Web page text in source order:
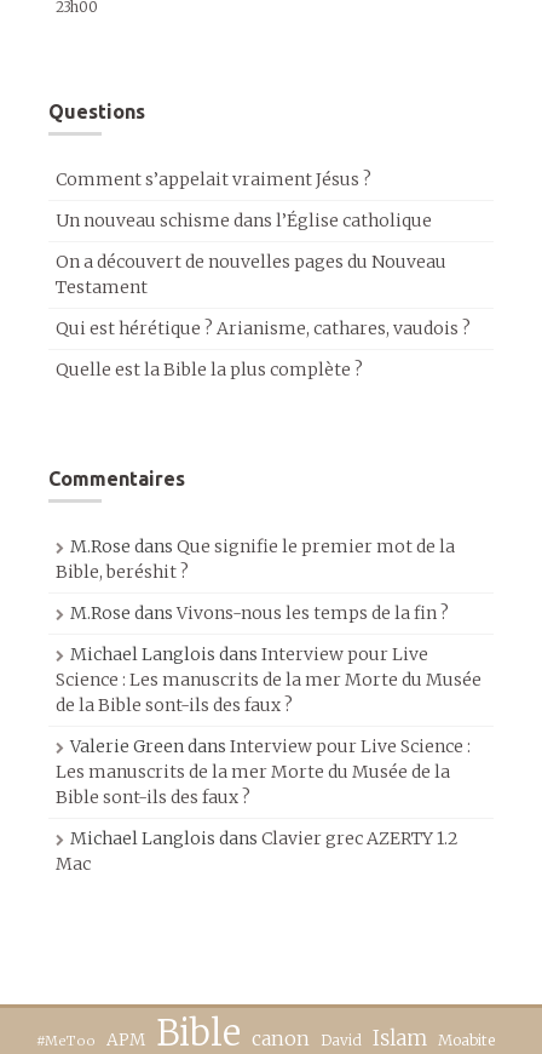
23h00
Questions
Comment s’appelait vraiment Jésus ?
Un nouveau schisme dans l’Église catholique
On a découvert de nouvelles pages du Nouveau
Testament
Qui est hérétique ? Arianisme, cathares, vaudois ?
Quelle est la Bible la plus complète ?
Commentaires
M.Rose dans Que signifie le premier mot de la
Bible, beréshit ?
M.Rose dansVivons-nous les temps de la fin ?
Michael Langlois dans Interview pour Live
Science : Les manuscrits de la mer Morte du Musée
de la Bible sont-ils des faux ?
Valerie Greendans Interview pour Live Science :
Les manuscrits de la mer Morte du Musée de la
Bible sont-ils des faux ?
Michael Langlois dans Clavier grec AZERTY 1.2
Mac
#MeToo APM Bible canon David Islam Moabite